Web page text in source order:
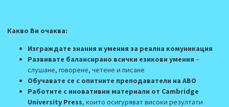
Какво Ви очаква:
Изграждате знания и умения за реална комуникация
Развивате балансирано всички езикови умения –
слушане, говорене, четене и писане
Обучавате се с опитните преподаватели на АВО
Работите с иновативни материали от Cambridge
University Press, които осигуряват високи резултати